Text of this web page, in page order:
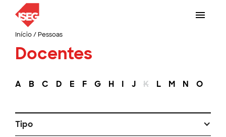
Início/ Pessoas
Docentes
A B C D E F G H I J K L M N O
Tipo